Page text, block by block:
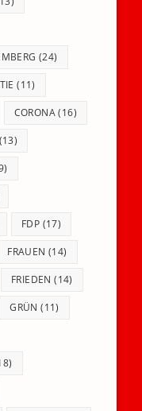
(24)
(11)
CORONA(16)
(13)
FDP (17)
FRAUEN (14)
FRIEDEN (14)
GRÜN (11)